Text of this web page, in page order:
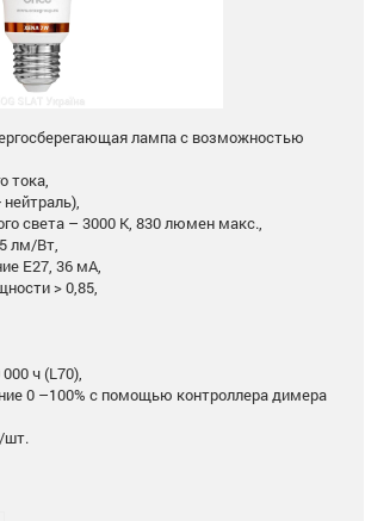
лампа с возможностью
тока,
света – 3000 К, 830 люмен макс.,
лм/Вт,
E27, 36 мА,
> 0,85,
ч (L70),
0 –100% с помощью контроллера димера
шт.